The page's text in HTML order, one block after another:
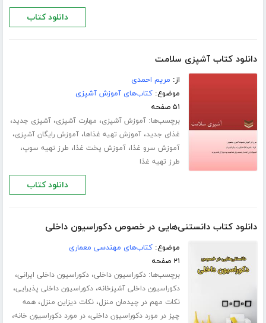
دانلود کتاب
دانلود کتاب آشپزی سلامت
از: مریم احمدی
موضوع:کتاب‌های آموزش آشپزی
۵۱ صفحه
برچسب‌ها:آموزش آشپزی، مهارت آشپزی،آشپزی جدید،
غذای جدید،آموزش تهیه غذاها،آموزش رایگان آشپزی،
آموزش سرو غذا،آموزش پخت غذا، طرز تهیه سوپ،
طرز تهیه غذا
دانلود کتاب
دانلود کتاب دانستنی‌هایی در خصوص دکوراسیون داخلی
موضوع:کتاب‌های مهندسی معماری
۲۱ صفحه
برچسب‌ها:دکوراسیون داخلی،دکوراسیون داخلی ایرانی،
دکوراسیون داخلی آشپزخانه،دکوراسیون داخلی پذیرایی،
نکات مهم در چیدمان منزل،نکات دیزاین منزل،همه
چیز در مورد دکوراسیون داخلی،در مورد دکوراسیون خانه،